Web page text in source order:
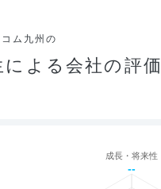
ム九州の
による会社の評価
成長・将来性
--